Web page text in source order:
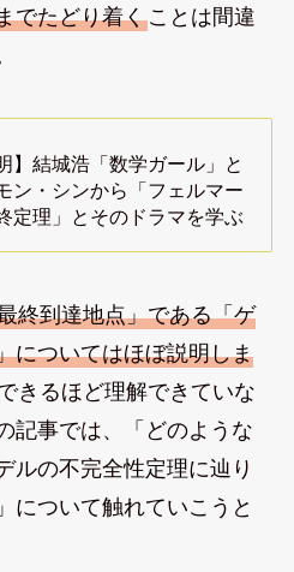
でたどり着くことは間違
】結城浩「数学ガール」と
ン・シンから「フェルマー
定理」とそのドラマを学ぶ
終到達地点」である「ゲ
についてはほぼ説明しま
きるほど理解できていな
記事では、「どのような
ルの不完全性定理に辿り
について触れていこうと